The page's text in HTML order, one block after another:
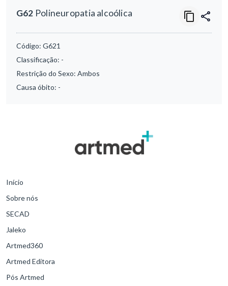
G62 Polineuropatia alcoólica
Código: G621
Classificação: -
Restrição do Sexo: Ambos
Causa óbito: -
Início
Sobre nós
SECAD
Jaleko
Artmed360
Artmed Editora
Pós Artmed